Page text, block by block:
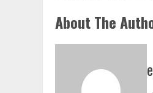
About The